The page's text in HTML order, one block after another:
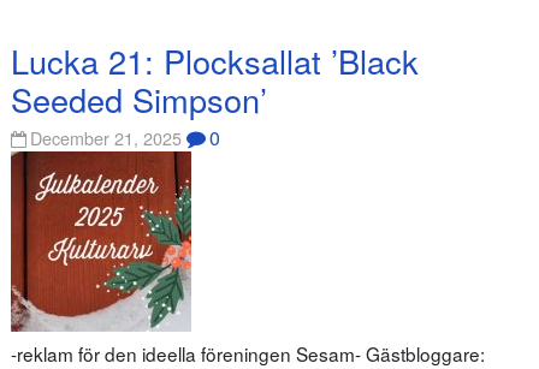
Lucka 21: Plocksallat ’Black
Seeded Simpson’
December 21, 2025 0
-reklam för den ideella föreningen Sesam- Gästbloggare: